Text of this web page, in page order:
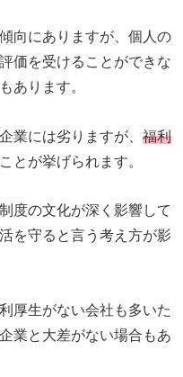
向にありますが、個人の
価を受けることができな
あります。
業には劣りますが、 福利
ことが挙げられます。
度の文化が深く影響して
を守ると言う考え方が影
厚生がない会社も多いた
業と大差がない場合もあ